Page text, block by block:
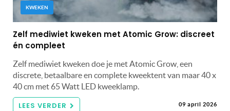
KWEKEN
Zelf mediwiet kweken met Atomic Grow: discreet
én compleet
Zelf mediwiet kweken doe je met Atomic Grow, een
discrete, betaalbare en complete kweektent van maar 40 x
40 cm met 65 Watt LED kweeklamp.
LEES VERDER 09 april 2026